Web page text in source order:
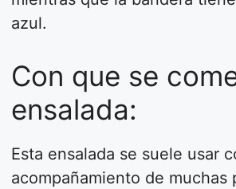
azul.
Con que se
ensalada:
Esta ensalada se suele usar
acompañamiento de muchas